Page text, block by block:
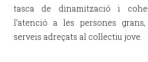
tasca de dinamització i
l’atenció a les persones
serveis adreçats al col·lectiu jove.